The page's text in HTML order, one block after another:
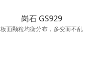
岗石 GS929
板面颗粒均衡分布，多变而不乱